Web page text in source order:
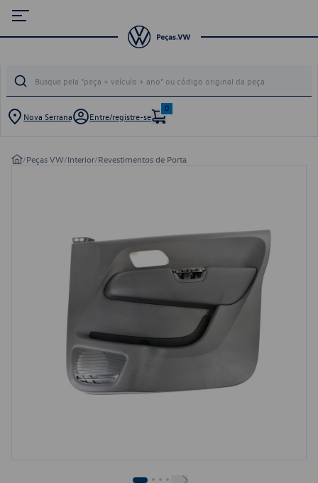
Nova Serrana Entre/registre-se
0
/Peças VW/Interior/Revestimentos de Porta